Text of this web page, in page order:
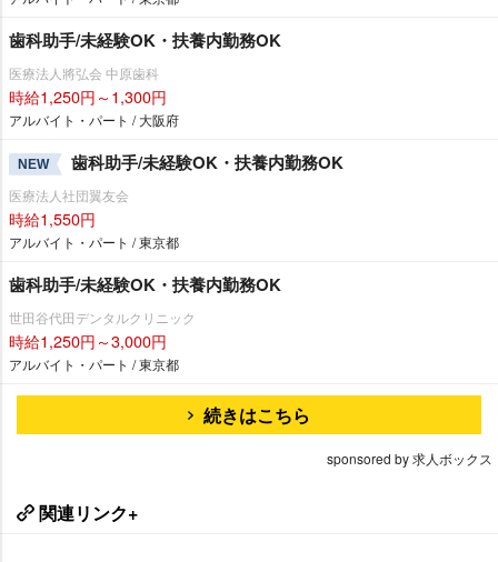
歯科助手/未経験OK・扶養内勤務OK
医療法人將弘会 中原歯科
時給1,250円～1,300円
アルバイト・パート / 大阪府
NEW 歯科助手/未経験OK・扶養内勤務OK
医療法人社団翼友会
時給1,550円
アルバイト・パート / 東京都
歯科助手/未経験OK・扶養内勤務OK
世田谷代田デンタルクリニック
時給1,250円～3,000円
アルバイト・パート / 東京都
続きはこちら
sponsored by 求人ボックス
関連リンク+